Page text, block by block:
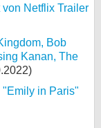
Netflix Trailer
Bob
Kanan, The
"Emily in Paris"